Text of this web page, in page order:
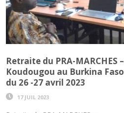
Retraite du PRA-MARCHES –
Koudougou au Burkina Faso
du 26 -27 avril 2023
17 JUIL 2023